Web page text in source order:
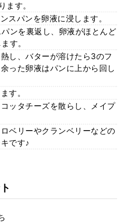
ます。
スパンを卵液に浸します。
ンを裏返し、卵液がほとんど
す。
し、バターが溶けたら3のフ
った卵液はパンに上から回し
す。
ッタチーズを散らし、メイプ
ベリーやクランベリーなどの
です♪